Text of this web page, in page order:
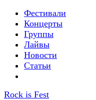
Фестивали
Концерты
Группы
Лайвы
Новости
Статьи
Rock is Fest